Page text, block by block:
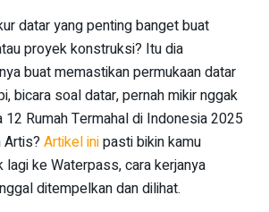
datar yang penting banget buat
proyek konstruksi? Itu dia
buat memastikan permukaan datar
bicara soal datar, pernah mikir nggak
Rumah Termahal di Indonesia 2025
Artis?Artikel inipasti bikin kamu
lagi ke Waterpass, cara kerjanya
ditempelkan dan dilihat.